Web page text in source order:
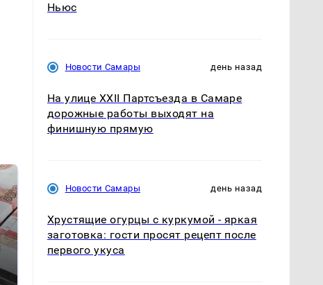
Ньюс
Новости Самары день назад
На улице XXII Партсъезда в Самаре
дорожные работы выходят на
финишную прямую
Новости Самары день назад
Хрустящие огурцы с куркумой - яркая
заготовка: гости просят рецепт после
первого укуса